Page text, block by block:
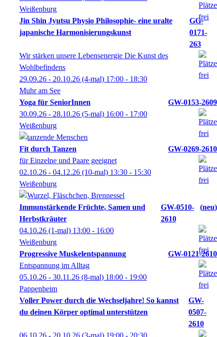
Weißenburg
Jin Shin Jyutsu Physio Philosophie- eine uralte
japanische Harmonisierungskunst
GG-
0171-
263
Wir stärken unsere Lebensenergie Die Kunst des
Wohlbefindens
29.09.26 - 20.10.26 (4-mal) 17:00 - 18:30
Muhr am See
Yoga für SeniorInnen
GW-0153-2609
30.09.26 - 28.10.26 (5-mal) 16:00 - 17:00
Weißenburg
Fit durch Tanzen
GW-0269-2610
für Einzelne und Paare geeignet
02.10.26 - 04.12.26 (10-mal) 13:30 - 15:30
Weißenburg
Immunstärkende Früchte, Samen und
Herbstkräuter
GW-0510-
2610
neu
04.10.26 (1-mal) 13:00 - 16:00
Weißenburg
Progressive Muskelentspannung
GW-0121-2610
Entspannung im Alltag
05.10.26 - 30.11.26 (8-mal) 18:00 - 19:00
Pappenheim
Voller Power durch die Wechseljahre! So kannst
du deinen Körper optimal unterstützen
GW-
0507-
2610
06.10.26 - 20.10.26 (3-mal) 19:00 - 20:30